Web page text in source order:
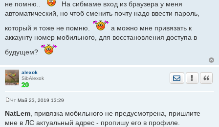
и
не помню..
На сибмаме вход из браузера у меня
автоматический, но чтоб сменить почту надо ввести пароль,
который я тоже не помню.
а можно мне привязать к
аккаунту номер мобильного, для восстановления доступа в
будущем?
alexok
SibAlexok
Отправить
о
б
Чт Май 23, 2019 13:29
NatLem , привязка мобильного не предусмотрена, пришлите
мне в ЛС актуальный адрес - пропишу его в профиле.